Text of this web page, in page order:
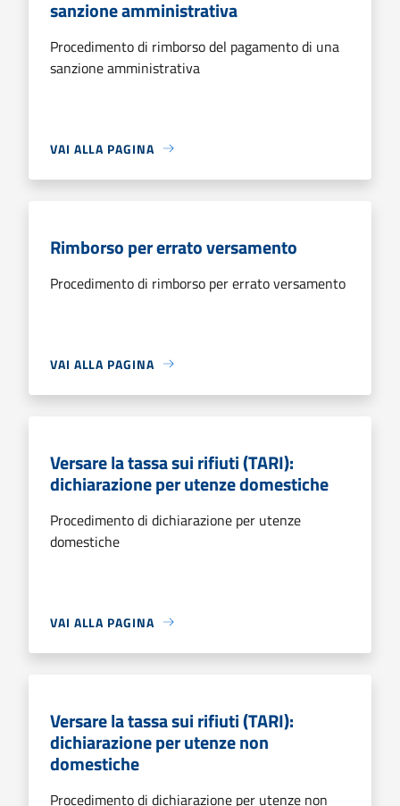
sanzione amministrativa
Procedimento di rimborso del pagamento di una
sanzione amministrativa
VAI ALLA PAGINA
Rimborso per errato versamento
Procedimento di rimborso per errato versamento
VAI ALLA PAGINA
Versare la tassa sui rifiuti (TARI):
dichiarazione per utenze domestiche
Procedimento di dichiarazione per utenze
domestiche
VAI ALLA PAGINA
Versare la tassa sui rifiuti (TARI):
dichiarazione per utenze non
domestiche
Procedimento di dichiarazione per utenze non